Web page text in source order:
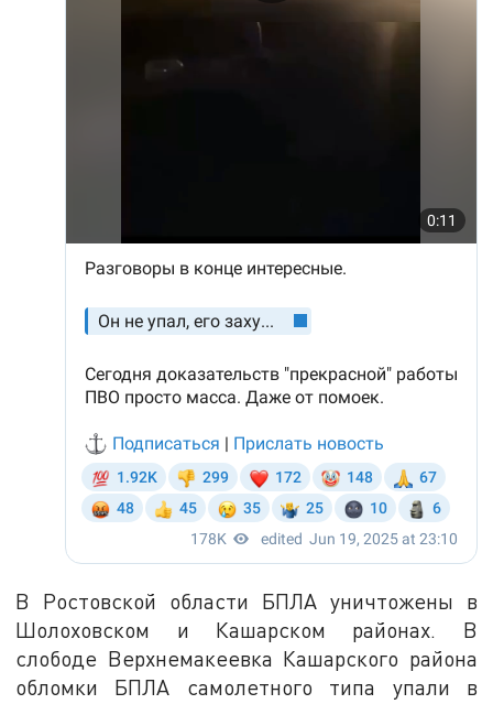
В Ростовской области БПЛА уничтожены в
Шолоховском и Кашарском районах. В
слободе Верхнемакеевка Кашарского района
обломки БПЛА самолетного типа упали в